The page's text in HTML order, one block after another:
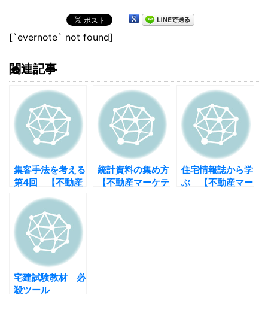
[`evernote` not found]
関連記事
集客手法を考える
第4回 【不動産
マーケティング】
統計資料の集め方
【不動産マーケテ
住宅情報誌から学
ぶ 【不動産マー
宅建試験教材 必
殺ツール